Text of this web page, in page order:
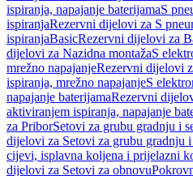
ispiranja, napajanje baterijamaS
ispiranjaRezervni dijelovi za S
ispiranjaBasicRezervni dijelovi za
dijelovi za Nazidna montažaS
mrežno napajanjeRezervni dijelovi
ispiranja, mrežno napajanjeS
napajanje baterijamaRezervni
aktiviranjem ispiranja, napajanje
za PriborSetovi za grubu gradnju i
dijelovi za Setovi za grubu gradnju i
cijevi, isplavna koljena i prijelazni
dijelovi za Setovi za obnovu